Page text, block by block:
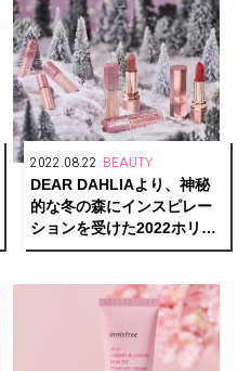
2022.08.22 BEAUTY
DEAR DAHLIAより、神秘
的な冬の森にインスピレー
ションを受けた2022ホリデ
ー限定コレクションが登場